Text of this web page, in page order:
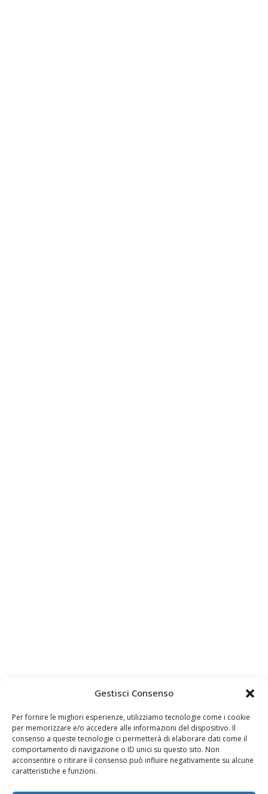
Gestisci Consenso
Per fornire le migliori esperienze, utilizziamo tecnologie come i cookie
per memorizzare e/o accedere alle informazioni del dispositivo. Il
consenso a queste tecnologie ci permetterà di elaborare dati come il
comportamento di navigazione o ID unici su questo sito. Non
acconsentire o ritirare il consenso può influire negativamente su alcune
caratteristiche e funzioni.